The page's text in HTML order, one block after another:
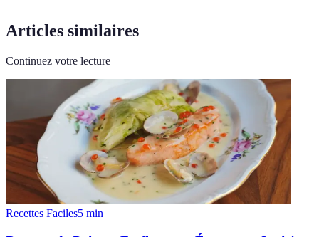
Articles similaires
Continuez votre lecture
Recettes Faciles5 min